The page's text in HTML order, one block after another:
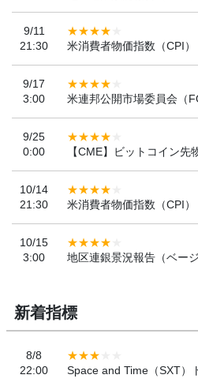
9/11
21:30
米消費者物価指数（CPI
9/17
3:00
米連邦公開市場委員会（
9/25
0:00
【CME】ビットコイン先
10/14
21:30
米消費者物価指数（CPI
10/15
3:00
地区連銀景況報告（ベー
新着指標
8/8
22:00
Space and Time（SXT）